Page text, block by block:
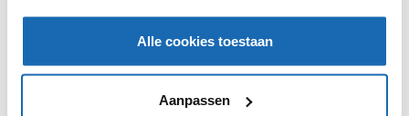
Alle cookies toestaan
Aanpassen
VIND IK LEUK VIND IK LEUK